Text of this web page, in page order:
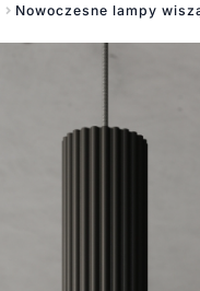
Nowoczesne lampy